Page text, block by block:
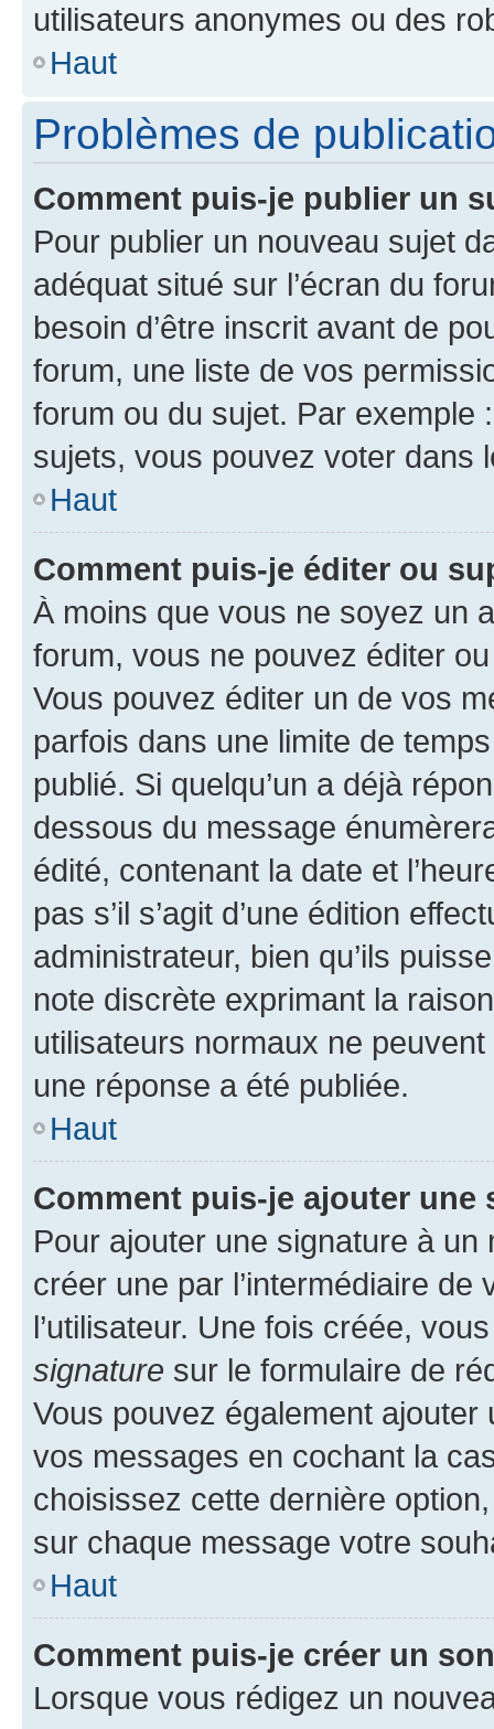
utilisateurs anonymes ou des
Haut
Problèmes de
Comment puis-je publier un
Pour publier un nouveau sujet
adéquat situé sur l’écran du
besoin d’être inscrit avant de
forum, une liste de vos
forum ou du sujet. Par exemple
sujets, vous pouvez voter dans
Haut
Comment puis-je éditer ou
À moins que vous ne soyez un
forum, vous ne pouvez éditer
Vous pouvez éditer un de vos
parfois dans une limite de
publié. Si quelqu’un a déjà
dessous du message
édité, contenant la date et
pas s’il s’agit d’une édition
administrateur, bien qu’ils
note discrète exprimant la
utilisateurs normaux ne
une réponse a été publiée.
Haut
Comment puis-je ajouter une
Pour ajouter une signature à un
créer une par l’intermédiaire
l’utilisateur. Une fois créée,
signature sur le formulaire de
Vous pouvez également
vos messages en cochant la
choisissez cette dernière
sur chaque message votre
Haut
Comment puis-je créer un
Lorsque vous rédigez un